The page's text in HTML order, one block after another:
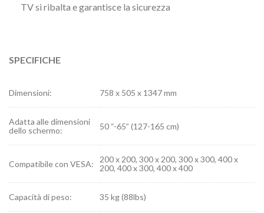
TV si ribalta e garantisce la sicurezza
SPECIFICHE
Dimensioni: 758 x 505 x 1347 mm
Adatta alle dimensioni
dello schermo:
50 “-65” (127-165 cm)
Compatibile con VESA:
200 x 200, 300 x 200, 300 x 300, 400 x
200, 400 x 300, 400 x 400
Capacità di peso: 35 kg (88lbs)